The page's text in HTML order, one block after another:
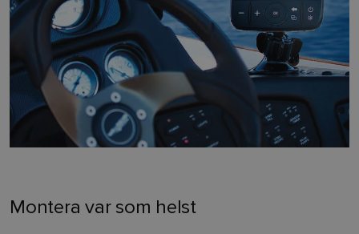
Montera var som helst